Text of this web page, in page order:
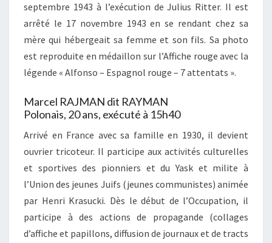
septembre 1943 à l’exécution de Julius Ritter. Il est
arrêté le 17 novembre 1943 en se rendant chez sa
mère qui hébergeait sa femme et son fils. Sa photo
est reproduite en médaillon sur l’Affiche rouge avec la
légende « Alfonso – Espagnol rouge – 7 attentats ».
Marcel RAJMAN dit RAYMAN
Polonais, 20 ans, exécuté à 15h40
Arrivé en France avec sa famille en 1930, il devient
ouvrier tricoteur. Il participe aux activités culturelles
et sportives des pionniers et du Yask et milite à
l’Union des jeunes Juifs (jeunes communistes) animée
par Henri Krasucki. Dès le début de l’Occupation, il
participe à des actions de propagande (collages
d’affiche et papillons, diffusion de journaux et de tracts